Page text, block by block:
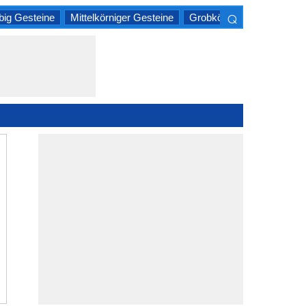
Gesteine Mittelkörniger Gesteine Grobkörnige Gesteine
⌕